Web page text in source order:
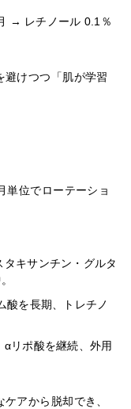
→ レチノール 0.1％
避けつつ「肌が学習
単位でローテーショ
キサンチン・グルタ
酸を長期、トレチノ
リポ酸を継続、外用
アから脱却でき、